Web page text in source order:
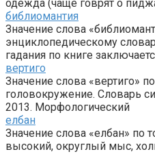
одежда (чаще говрят о
библиомантия
Значение слова
энциклопедическому
гадания по книге
вертиго
Значение слова «вертиго»
головокружение. Словарь
2013. Морфологический
елбан
Значение слова «елбан» по
высокий, округлый мыс,